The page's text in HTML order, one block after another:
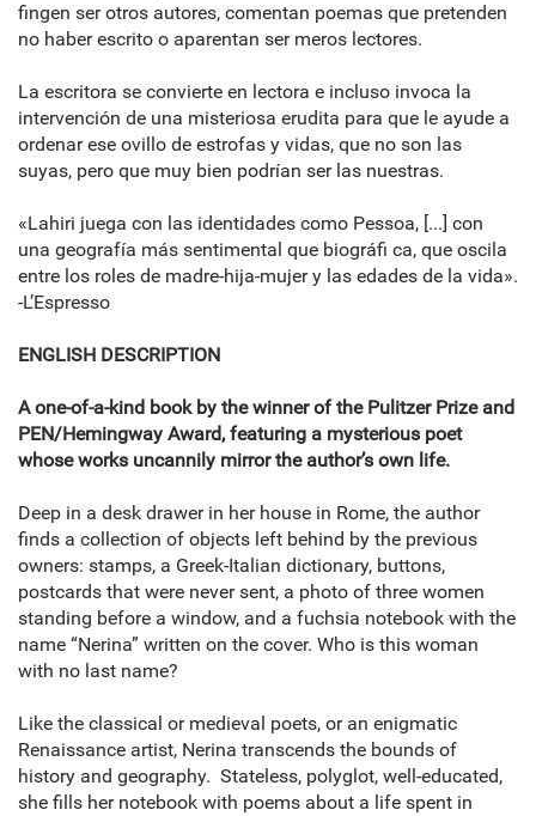
fingen ser otros autores, comentan poemas que pretenden
no haber escrito o aparentan ser meros lectores.
La escritora se convierte en lectora e incluso invoca la
intervención de una misteriosa erudita para que le ayude a
ordenar ese ovillo de estrofas y vidas, que no son las
suyas, pero que muy bien podrían ser las nuestras.
«Lahiri juega con las identidades como Pessoa, [...] con
una geografía más sentimental que biográfi ca, que oscila
entre los roles de madre-hija-mujer y las edades de la vida».
-L’Espresso
ENGLISH DESCRIPTION
A one-of-a-kind book by the winner of the Pulitzer Prize and
PEN/Hemingway Award, featuring a mysterious poet
whose works uncannily mirror the author’s own life.
Deep in a desk drawer in her house in Rome, the author
finds a collection of objects left behind by the previous
owners: stamps, a Greek-Italian dictionary, buttons,
postcards that were never sent, a photo of three women
standing before a window, and a fuchsia notebook with the
name “Nerina” written on the cover. Who is this woman
with no last name?
Like the classical or medieval poets, or an enigmatic
Renaissance artist, Nerina transcends the bounds of
history and geography. Stateless, polyglot, well-educated,
she fills her notebook with poems about a life spent in